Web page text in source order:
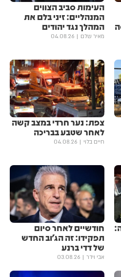
העימות סביב הצווים
המנהליים: זיני בלם את
המהלך נגד יהודים
מאיר שלם 04.08.26
צפת: נער חרדי במצב קשה
לאחר שטבע בבריכה
חיים בלוי 04.08.26
חודשיים לאחר סיום
תפקידו: זה הג'וב החדש
של דדי ברנע
אבי וידר 03.08.26